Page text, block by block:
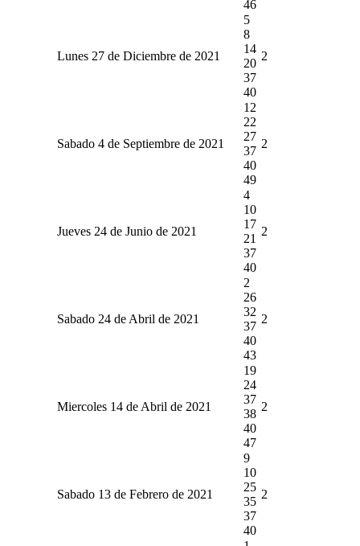
46
Lunes 27 de Diciembre de 2021
5
8
14
20
37
40
2
Sabado 4 de Septiembre de 2021
12
22
27
37
40
49
2
Jueves 24 de Junio de 2021
4
10
17
21
37
40
2
Sabado 24 de Abril de 2021
2
26
32
37
40
43
2
Miercoles 14 de Abril de 2021
19
24
37
38
40
47
2
Sabado 13 de Febrero de 2021
9
10
25
35
37
40
2